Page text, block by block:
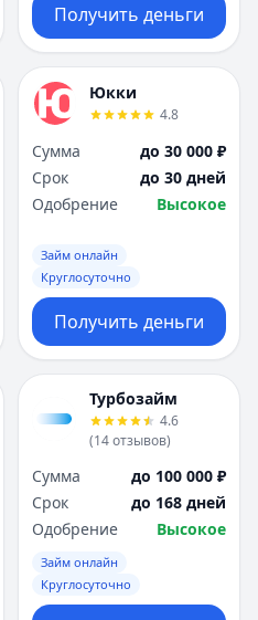
Получить деньги
Юкки
4.8
Сумма
до 30 000 ₽
Срок
до 30 дней
Одобрение
Высокое
Займ онлайн
Круглосуточно
Получить деньги
Турбозайм
4.6
(14отзывов)
Сумма
до 100 000 ₽
Срок
до 168 дней
Одобрение
Высокое
Займ онлайн
Круглосуточно